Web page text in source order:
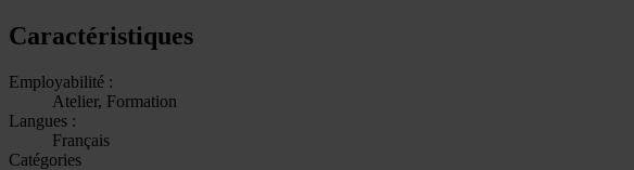
Caractéristiques
Employabilité :
Atelier, Formation
Langues :
Français
Catégories